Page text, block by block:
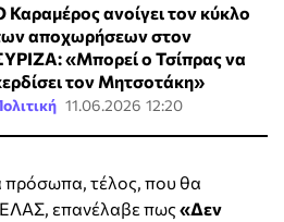
Καραμέρος ανοίγει τον κύκλο
αποχωρήσεων στον
«Μπορεί ο Τσίπρας να
τον Μητσοτάκη»
11.06.2026 12:20
πρόσωπα, τέλος, που θα
επανέλαβε πως «Δεν